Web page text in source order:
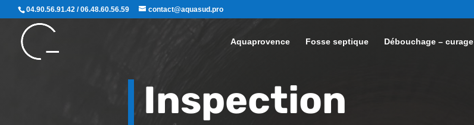
04.90.56.91.42 / 06.48.60.56.59 contact@aquasud.pro
Aquaprovence Fosse septique Débouchage – curage
Inspection